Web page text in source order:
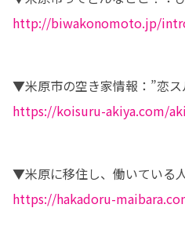
http://biwakonomoto.jp/
https://koisuru-akiya.com/
https://hakadoru-